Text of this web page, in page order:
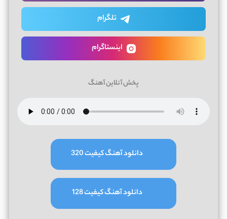
تلگرام
اینستاگرام
پخش آنلاین آهنگ
دانلود آهنگ کیفیت 320
دانلود آهنگ کیفیت 128